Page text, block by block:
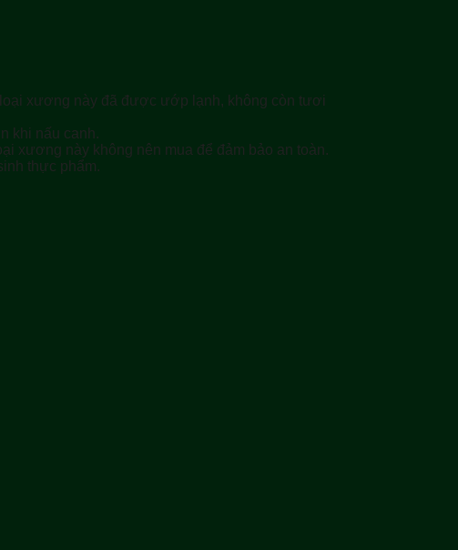
xương này đã được ướp lạnh, không còn tươi
khi nấu canh.
xương này không nên mua để đảm bảo an toàn.
thực phẩm.